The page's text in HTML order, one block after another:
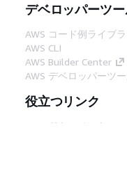
デベロッパーツ
AWS コード例ライブラ
AWS CLI
AWS Builder Center
AWS デベロッパーツ
役立つリンク
AWS ドキュメント